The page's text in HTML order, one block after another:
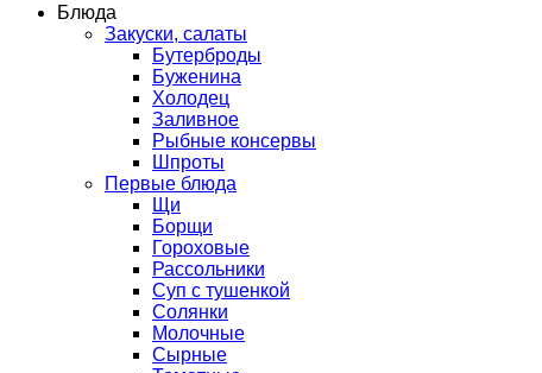
Блюда
Закуски, салаты
Бутерброды
Буженина
Холодец
Заливное
Рыбные консервы
Шпроты
Первые блюда
Щи
Борщи
Гороховые
Рассольники
Суп с тушенкой
Солянки
Молочные
Сырные